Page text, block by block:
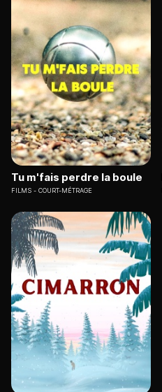
Tu m'fais perdre la boule
FILMS COURT-MÉTRAGE